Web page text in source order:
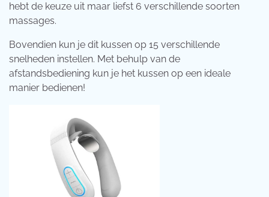
hebt de keuze uit maar liefst 6 verschillende soorten
massages.
Bovendien kun je dit kussen op 15 verschillende
snelheden instellen. Met behulp van de
afstandsbediening kun je het kussen op een ideale
manier bedienen!